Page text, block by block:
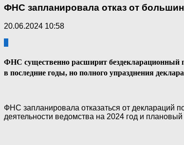
ФНС запланировала отказ от
20.06.2024 10:58
ФНС существенно расширит бездекларационный
в последние годы, но полного упразднения
ФНС запланировала отказаться от деклараций
деятельности ведомства на 2024 год и